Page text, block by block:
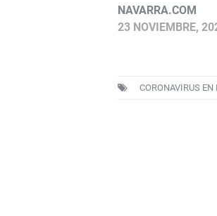
NAVARRA.COM
23 NOVIEMBRE,
CORONAVIRUS EN